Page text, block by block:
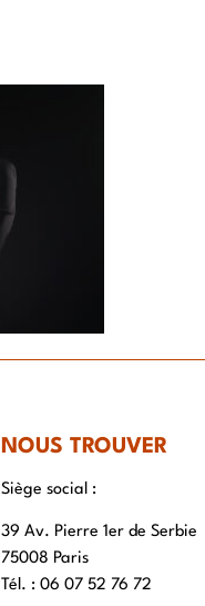
NOUS TROUVER
Siège social :
39 Av. Pierre 1er de Serbie
75008 Paris
Tél. : ‭06 07 52 76 72